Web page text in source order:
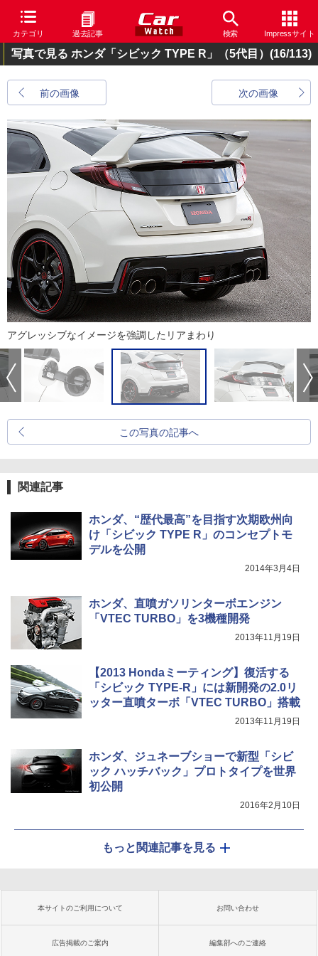
カテゴリ 過去記事 検索 Impressサイト
写真で見る ホンダ「シビック TYPE R」（5代目） (16/113)
前の画像 次の画像
アグレッシブなイメージを強調したリアまわり
この写真の記事へ
関連記事
ホンダ、“歴代最高”を目指す次期欧州向
け「シビック TYPE R」のコンセプトモ
デルを公開
2014年3月4日
ホンダ、直噴ガソリンターボエンジン
「VTEC TURBO」を3機種開発
2013年11月19日
【2013 Hondaミーティング】復活する
「シビック TYPE-R」には新開発の2.0リ
ッター直噴ターボ「VTEC TURBO」搭載
2013年11月19日
ホンダ、ジュネーブショーで新型「シビ
ック ハッチバック」プロトタイプを世界
初公開
2016年2月10日
もっと関連記事を見る
本サイトのご利用について お問い合わせ
広告掲載のご案内 編集部へのご連絡